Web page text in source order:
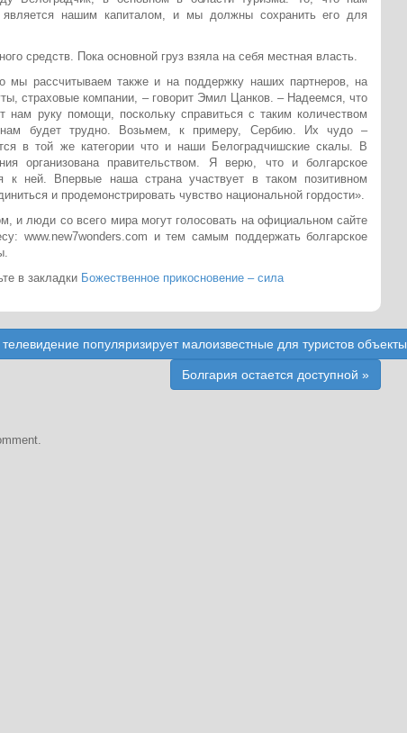
нашим капиталом, и мы должны сохранить его для
средств. Пока основной груз взяла на себя местная власть.
мы рассчитываем также и на поддержку наших партнеров, на
страховые компании, – говорит Эмил Цанков. – Надеемся, что
нам руку помощи, поскольку справиться с таким количеством
нам будет трудно. Возьмем, к примеру, Сербию. Их чудо –
в той же категории что и наши Белоградчишские скалы. В
организована правительством. Я верю, что и болгарское
к ней. Впервые наша страна участвует в таком позитивном
и продемонстрировать чувство национальной гордости».
и люди со всего мира могут голосовать на официальном сайте
www.new7wonders.com и тем самым поддержать болгарское
в закладки Божественное прикосновение – сила
популяризирует малоизвестные для туристов объекты
Болгария остается доступной»